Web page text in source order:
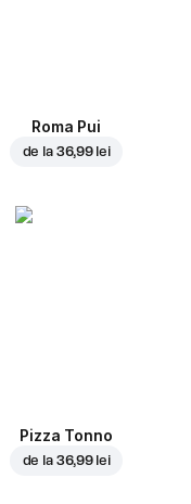
Roma Pui
de la 36,99 lei
Pizza Tonno
de la 36,99 lei